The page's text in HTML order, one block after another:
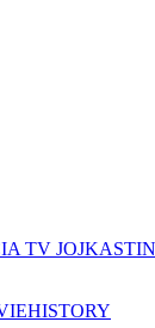
TV JOJ
HISTORY